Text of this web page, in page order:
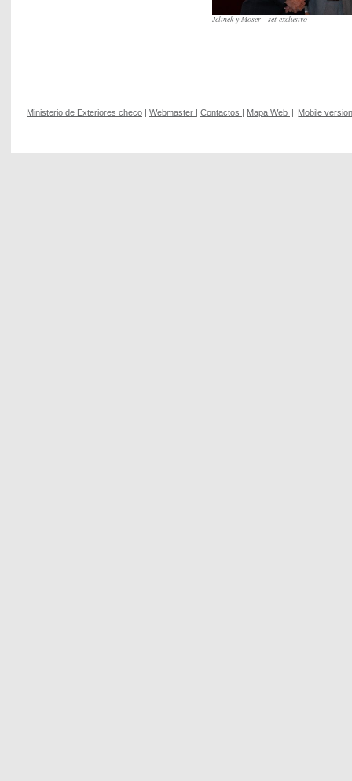
Jelinek y Moser - set exclusivo
Ministerio de Exteriores checo | Webmaster | Contactos | Mapa Web | Mobile